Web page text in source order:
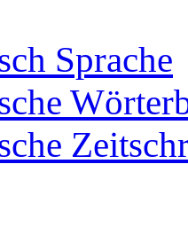
Sprache